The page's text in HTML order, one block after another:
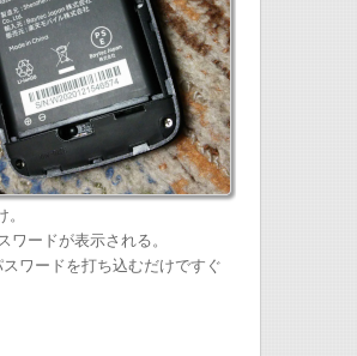
ードが表示される。
ワードを打ち込むだけですぐ